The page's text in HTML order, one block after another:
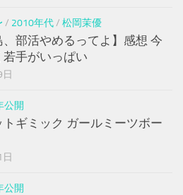
/ 2010年代/ 松岡茉優
、部活やめるってよ】感想 今
若手がいっぱい
公開
トギミック ガールミーツボー
公開